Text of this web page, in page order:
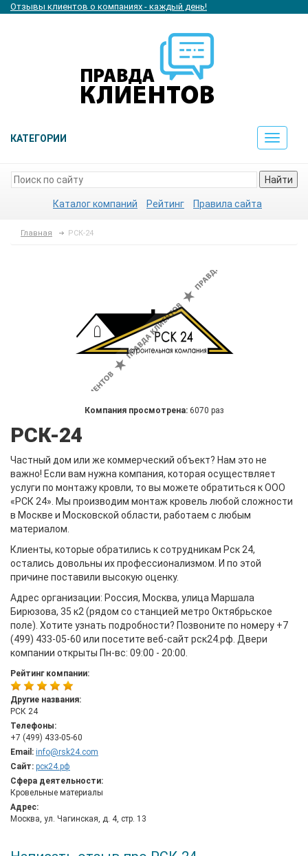
Отзывы клиентов о компаниях - каждый день!
КАТЕГОРИИ
Toggle
Найти
Каталог компаний Рейтинг Правила сайта
Главная РСК-24
Компания просмотрена: 6070 раз
РСК-24
Частный дом или же коммерческий объект? Нам это не
важно! Если вам нужна компания, которая осуществляет
услуги по монтажу кровли, то вы можете обратиться к ООО
«РСК 24». Мы производим монтаж кровель любой сложности
в Москве и Московской области, работаем с любым
материалом.
Клиенты, которые обратились к сотрудникам Рск 24,
остались довольны их профессионализмом. И по этой
причине поставили высокую оценку.
Адрес организации: Россия, Москва, улица Маршала
Бирюзова, 35 к2 (рядом со станцией метро Октябрьское
поле). Хотите узнать подробности? Позвоните по номеру +7
(499) 433-05-60 или посетите веб-сайт рск24.рф. Двери
компании открыты Пн-вс: 09:00 - 20:00.
Рейтинг компании:
Другие названия:
РСК 24
Телефоны:
+7 (499) 433-05-60
Email: info@rsk24.com
Сайт: рск24.рф
Сфера деятельности:
Кровельные материалы
Адрес:
Москва, ул. Чагинская, д. 4, стр. 13